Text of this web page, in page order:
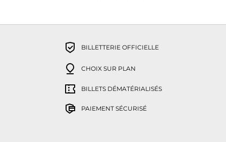
BILLETTERIE OFFICIELLE
CHOIX SUR PLAN
BILLETS DÉMATÉRIALISÉS
PAIEMENT SÉCURISÉ